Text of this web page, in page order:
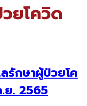
ยโควิด
รักษาผู้ป่วยโค
ย. 2565